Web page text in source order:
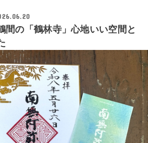
間の「鶴林寺」心地いい空間と